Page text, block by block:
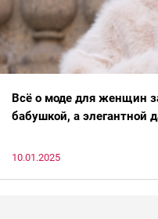
Всё о моде для женщин
бабушкой, а элегантной
10.01.2025